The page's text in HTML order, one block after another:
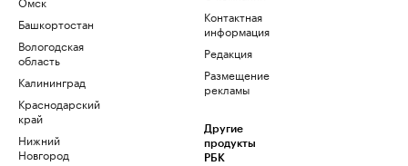
Башкортостан
Вологодская
область
Калининград
Краснодарский
край
Нижний
Новгород
Контактная
информация
Редакция
Размещение
рекламы
Другие
продукты
РБК